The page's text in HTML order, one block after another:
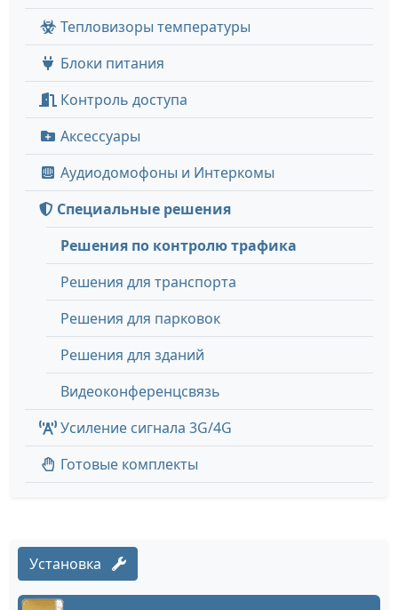
Тепловизоры температуры
Блоки питания
Контроль доступа
Аксессуары
Аудиодомофоны и Интеркомы
Специальные решения
Решения по контролю трафика
Решения для транспорта
Решения для парковок
Решения для зданий
Видеоконференцсвязь
Усиление сигнала 3G/4G
Готовые комплекты
Установка